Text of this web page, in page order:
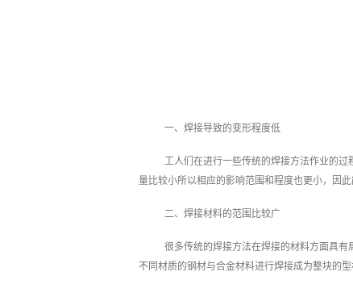
一、焊接导致的变形程度低
工人们在进行一些传统的焊接方法作业的
量比较小所以相应的影响范围和程度也更小，因
二、焊接材料的范围比较广
很多传统的焊接方法在焊接的材料方面具
不同材质的钢材与合金材料进行焊接成为整块的型